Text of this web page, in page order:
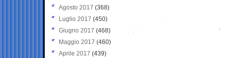
Agosto 2017 (368)
Luglio 2017 (450)
Giugno 2017 (468)
Maggio 2017 (460)
Aprile 2017 (439)